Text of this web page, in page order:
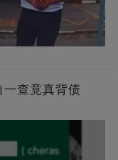
查竟真背债